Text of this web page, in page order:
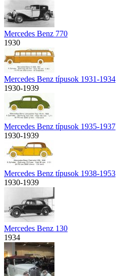
Mercedes Benz 770
1930
Mercedes Benz típusok 1931-1934
1930-1939
Mercedes Benz típusok 1935-1937
1930-1939
Mercedes Benz típusok 1938-1953
1930-1939
Mercedes Benz 130
1934